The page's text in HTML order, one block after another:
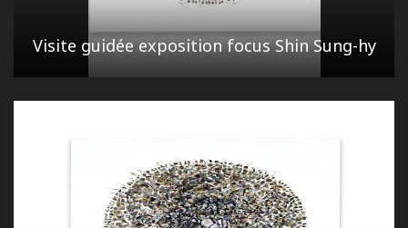
Visite guidée exposition focus Shin Sung-hy